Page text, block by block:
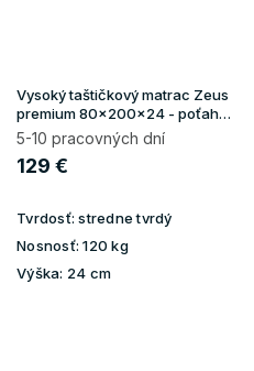
Vysoký taštičkový matrac Zeus
premium 80x200x24 - poťah
Aloe Vera
5-10 pracovných dní
129 €
Tvrdosť: stredne tvrdý
Nosnosť: 120 kg
Výška: 24 cm